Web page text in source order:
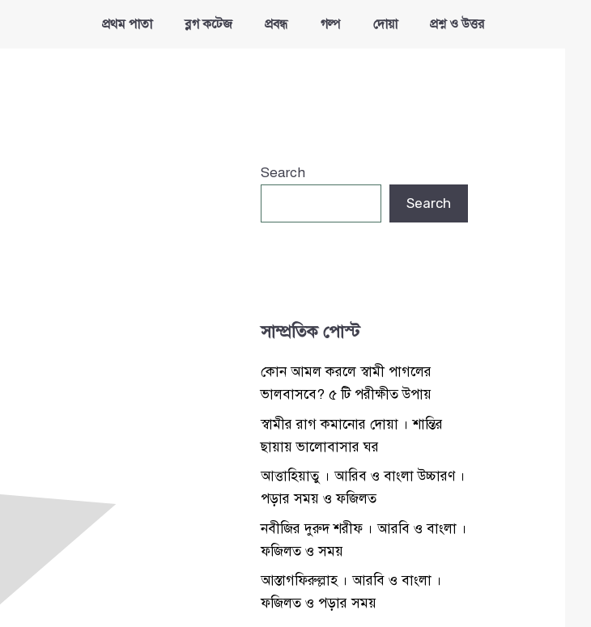
প্রথম পাতা ব্লগ কটেজ প্রবন্ধ গল্প দোয়া প্রশ্ন ও উত্তর
Search
Search
সাম্প্রতিক পোস্ট
কোন আমল করলে স্বামী পাগলের
ভালবাসবে? ৫ টি পরীক্ষীত উপায়
স্বামীর রাগ কমানোর দোয়া । শান্তির
ছায়ায় ভালোবাসার ঘর
আত্তাহিয়াতু । আরিব ও বাংলা উচ্চারণ ।
পড়ার সময় ও ফজিলত
নবীজির দুরুদ শরীফ । আরবি ও বাংলা ।
ফজিলত ও সময়
আস্তাগফিরুল্লাহ । আরবি ও বাংলা ।
ফজিলত ও পড়ার সময়